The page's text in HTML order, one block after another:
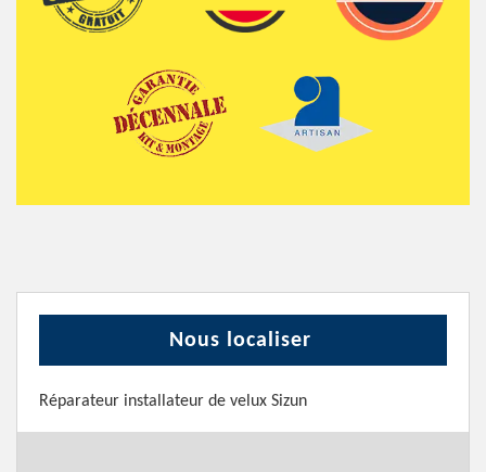
Nous localiser
Réparateur installateur de velux Sizun